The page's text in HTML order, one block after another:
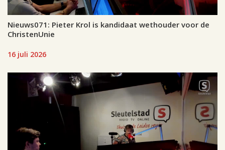
Nieuws071: Pieter Krol is kandidaat wethouder voor de
ChristenUnie
16 juli 2026